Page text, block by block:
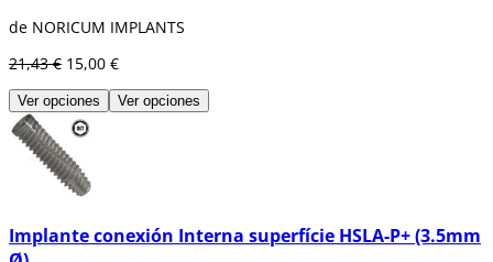
de NORICUM IMPLANTS
21,43 € 15,00 €
Ver opciones Ver opciones
Implante conexión Interna superfície HSLA-P+ (3.5mm